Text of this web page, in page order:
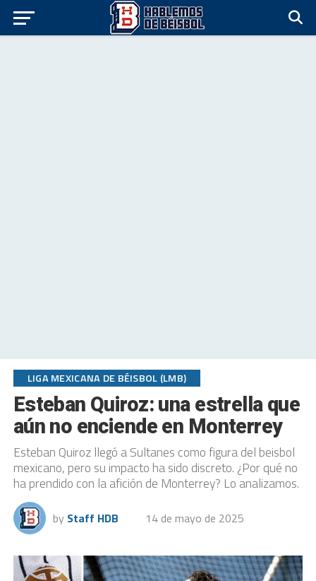
LIGA MEXICANA DE BÉISBOL (LMB)
Esteban Quiroz: una estrella que
aún no enciende en Monterrey
Esteban Quiroz llegó a Sultanes como figura del beisbol
mexicano, pero su impacto ha sido discreto. ¿Por qué no
ha prendido con la afición de Monterrey? Lo analizamos.
by Staff HDB 14 de mayo de 2025